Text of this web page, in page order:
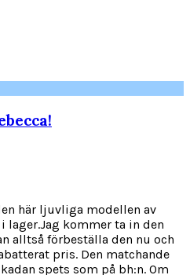
här ljuvliga modellen av
i lager.Jag kommer ta in den
alltså förbeställa den nu och
pris. Den matchande
spets som på bh:n. Om